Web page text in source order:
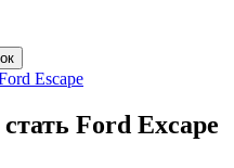
Escape
Ford Excape